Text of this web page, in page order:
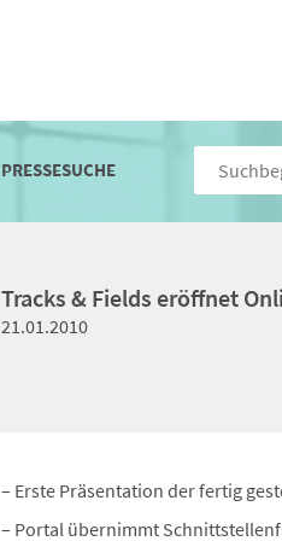
PRESSESUCHE
Tracks & Fields eröffnet
21.01.2010
– Erste Präsentation der fertig
– Portal übernimmt